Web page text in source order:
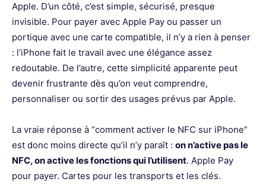
Apple. D’un côté, c’est simple, sécurisé, presque
invisible. Pour payer avec Apple Pay ou passer un
portique avec une carte compatible, il n’y a rien à penser
: l’iPhone fait le travail avec une élégance assez
redoutable. De l’autre, cette simplicité apparente peut
devenir frustrante dès qu’on veut comprendre,
personnaliser ou sortir des usages prévus par Apple.
La vraie réponse à “comment activer le NFC sur iPhone”
est donc moins directe qu’il n’y paraît : on n’active pas le
NFC, on active les fonctions qui l’utilisent. Apple Pay
pour payer. Cartes pour les transports et les clés.